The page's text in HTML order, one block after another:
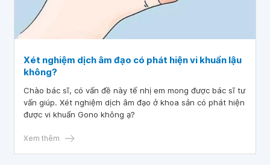
Xét nghiệm dịch âm đạo có phát hiện vi khuẩn lậu
không?
Chào bác sĩ, có vấn đề này tế nhị em mong được bác sĩ tư
vấn giúp. Xét nghiệm dịch âm đạo ở khoa sản có phát hiện
được vi khuẩn Gono không ạ?
Xem thêm